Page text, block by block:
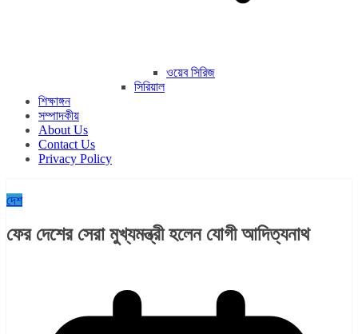
ওয়েব সিরিজ
সিরিয়াল
শিক্ষাঙ্গন
সম্পাদকীয়
About Us
Contact Us
Privacy Policy
দেশ
ফের দেশের সেরা মুখ্যমন্ত্রী হলেন যোগী আদিত্যনাথ